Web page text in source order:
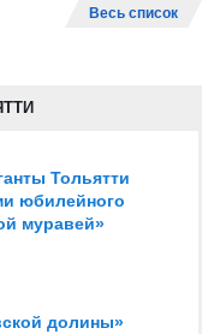
Весь список
Тольятти
юбилейного
муравей»
долины»